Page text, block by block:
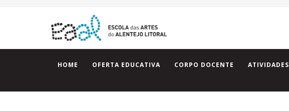
HOME OFERTA EDUCATIVA CORPO DOCENTE ATIVIDADES